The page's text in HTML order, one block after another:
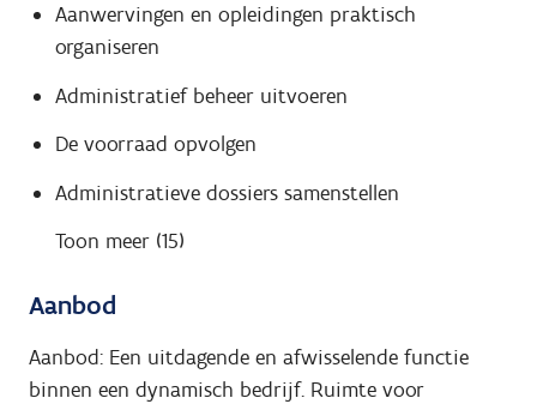
Aanwervingen en opleidingen praktisch
organiseren
Administratief beheer uitvoeren
De voorraad opvolgen
Administratieve dossiers samenstellen
Toon meer (15)
Aanbod
Aanbod: Een uitdagende en afwisselende functie
binnen een dynamisch bedrijf. Ruimte voor